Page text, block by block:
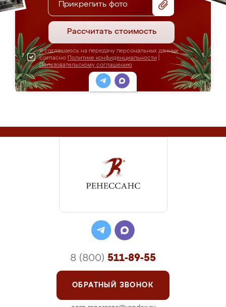
Прикрепить фото
Рассчитать стоимость
Я соглашаюсь на передачу персональных данных
согласно Политике конфиденциальности
Пользовательскому соглашению
8 (800) 511-89-55
ОБРАТНЫЙ ЗВОНОК